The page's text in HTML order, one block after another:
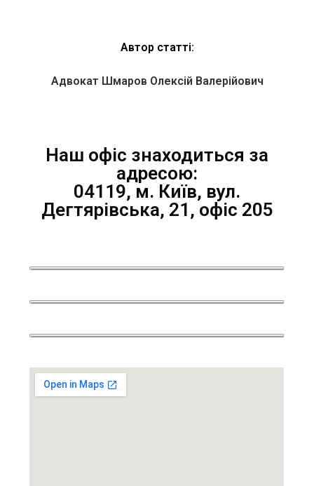
Автор статті:
Адвокат Шмаров Олексій Валерійович
Наш офіс знаходиться за
адресою:
04119, м. Київ, вул.
Дегтярівська, 21, офіс 205